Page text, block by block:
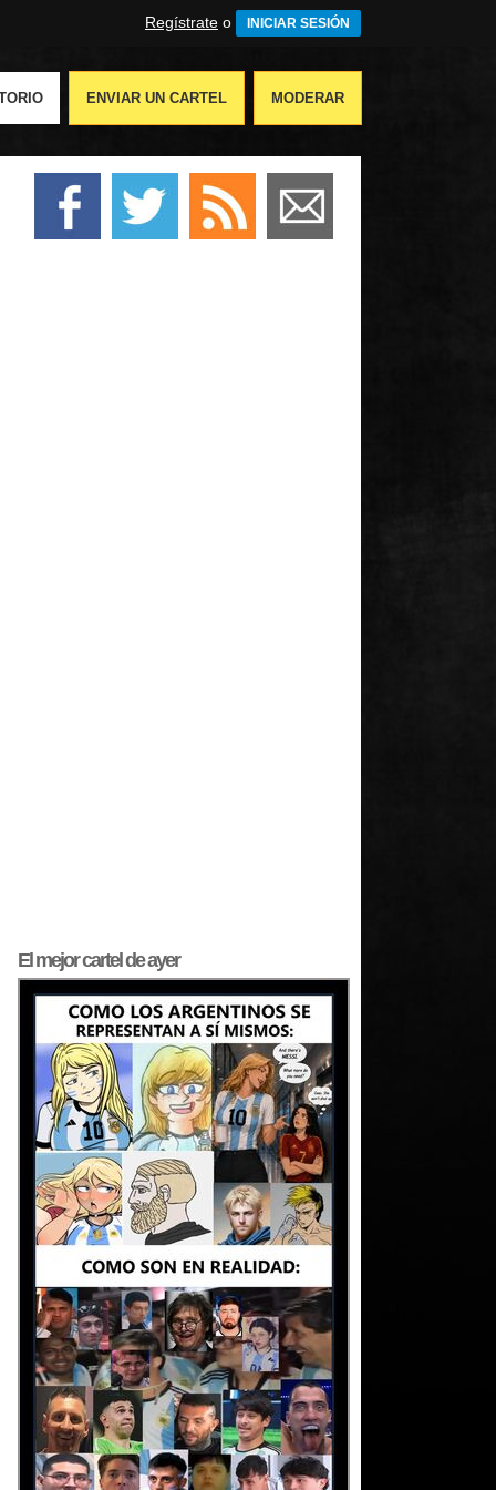
Regístrate o INICIAR SESIÓN
ENVIAR UN CARTEL MODERAR
El mejorcartel de ayer